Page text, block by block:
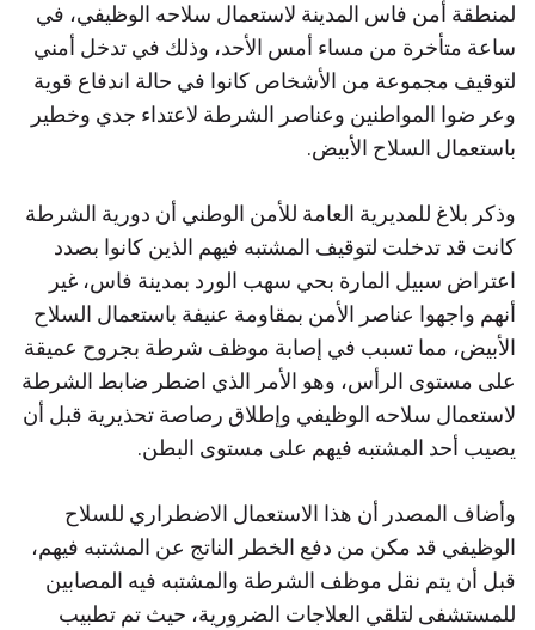
لمنطقة أمن فاس المدينة لاستعمال سلاحه الوظيفي، في
ساعة متأخرة من مساء أمس الأحد، وذلك في تدخل أمني
لتوقيف مجموعة من الأشخاص كانوا في حالة اندفاع قوية
وعر ضوا المواطنين وعناصر الشرطة لاعتداء جدي وخطير
باستعمال السلاح الأبيض.
وذكر بلاغ للمديرية العامة للأمن الوطني أن دورية الشرطة
كانت قد تدخلت لتوقيف المشتبه فيهم الذين كانوا بصدد
اعتراض سبيل المارة بحي سهب الورد بمدينة فاس، غير
أنهم واجهوا عناصر الأمن بمقاومة عنيفة باستعمال السلاح
الأبيض، مما تسبب في إصابة موظف شرطة بجروح عميقة
على مستوى الرأس، وهو الأمر الذي اضطر ضابط الشرطة
لاستعمال سلاحه الوظيفي وإطلاق رصاصة تحذيرية قبل أن
يصيب أحد المشتبه فيهم على مستوى البطن.
وأضاف المصدر أن هذا الاستعمال الاضطراري للسلاح
الوظيفي قد مكن من دفع الخطر الناتج عن المشتبه فيهم،
قبل أن يتم نقل موظف الشرطة والمشتبه فيه المصابين
للمستشفى لتلقي العلاجات الضرورية، حيث تم تطبيب